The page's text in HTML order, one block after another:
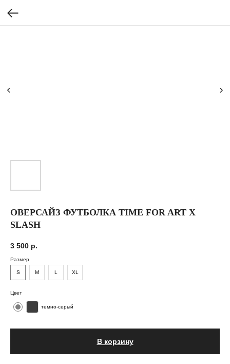
ОВЕРСАЙЗ ФУТБОЛКА TIME FOR ART X
SLASH
3 500 р.
Размер
S М L XL
Цвет
темно-серый
В корзину